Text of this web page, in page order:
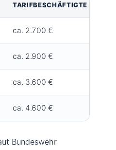
TARIFBESCHÄFTIGTE
ca. 2.700 €
ca. 2.900 €
ca. 3.600 €
ca. 4.600 €
Bundeswehr